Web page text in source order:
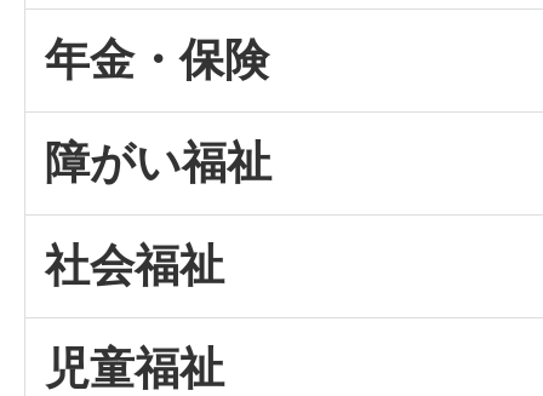
年金・保険
障がい福祉
社会福祉
児童福祉